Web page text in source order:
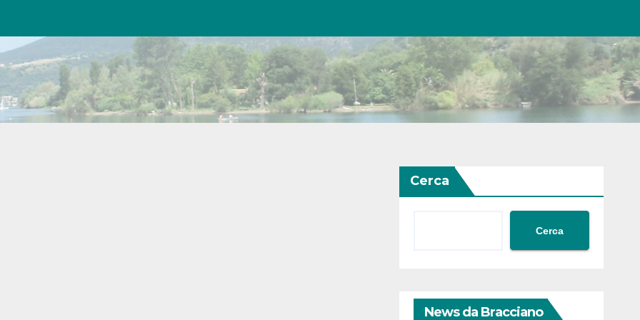
Cerca
Cerca
News da Bracciano